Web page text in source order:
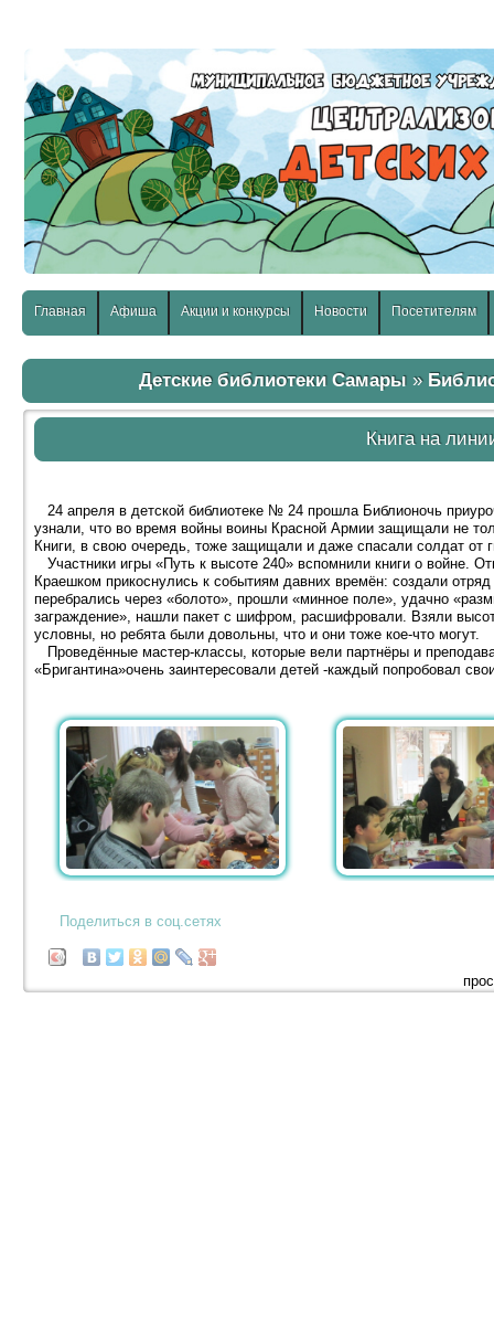
Главная Афиша Акции и конкурсы Новости Посетителям
Детские библиотеки Самары »
Книга на
24 апреля в детской библиотеке № 24 прошла Библионочь
узнали, что во время войны воины Красной Армии защищали не
Книги, в свою очередь, тоже защищали и даже спасали солдат от
Участники игры «Путь к высоте 240» вспомнили книги о войне.
Краешком прикоснулись к событиям давних времён: создали
перебрались через «болото», прошли «минное поле», удачно
заграждение», нашли пакет с шифром, расшифровали. Взяли
условны, но ребята были довольны, что и они тоже кое-что могут.
Проведённые мастер-классы, которые вели партнёры и
«Бригантина»очень заинтересовали детей -каждый попробовал
Поделиться в соц.сетях